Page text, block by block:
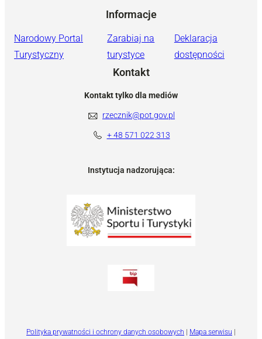
Informacje
Narodowy Portal
Turystyczny
Zarabiaj na
turystyce
Deklaracja
dostępności
Kontakt
Kontakt tylko dla mediów
rzecznik@pot.gov.pl
+ 48 571 022 313
Instytucja nadzorująca:
Polityka prywatności i ochrony danych osobowych | Mapa serwisu |